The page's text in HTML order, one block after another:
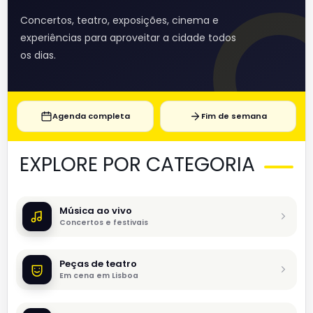
Concertos, teatro, exposições, cinema e
experiências para aproveitar a cidade todos
os dias.
Agenda completa Fim de semana
EXPLORE POR CATEGORIA
Música ao vivo
Concertos e festivais
Peças de teatro
Em cena em Lisboa